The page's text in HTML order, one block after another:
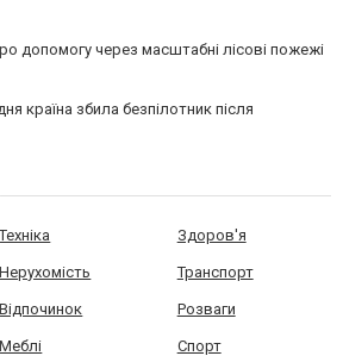
допомогу через масштабні лісові пожежі
країна збила безпілотник після
Техніка Здоров'я
Нерухомість Транспорт
Відпочинок Розваги
Меблі Спорт